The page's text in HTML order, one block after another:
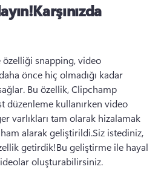
özelliği snapping, video
önce hiç olmadığı kadar
Bu özellik, Clipchamp
düzenleme kullanırken video
varlıkları tam olarak hizalamak
alarak geliştirildi.Siz istediniz,
getirdik!Bu geliştirme ile hayal
oluşturabilirsiniz.